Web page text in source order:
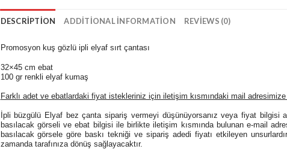
DESCRIPTION ADDITIONAL INFORMATION REVIEWS (0)
Promosyon kuş gözlü ipli elyaf sırt çantası
32×45 cm ebat
100 gr renkli elyaf kumaş
Farklı adet ve ebatlardaki fiyat istekleriniz için iletişim kısmındaki mail
İpli büzgülü Elyaf bez çanta sipariş vermeyi düşünüyorsanız veya fiyat bilgisi
basılacak görseli ve ebat bilgisi ile birlikte iletişim kısmında bulunan e-mail
basılacak görsele göre baskı tekniği ve sipariş adedi fiyatı etkileyen
zamanda tarafınıza dönüş sağlayacaktır.